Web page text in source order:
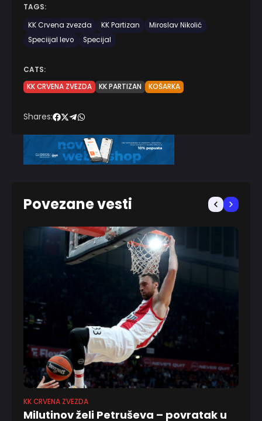
TAGS:
KK Crvena zvezda
KK Partizan
Miroslav Nikolić
Speciijal levo
Specijal
CATS:
KK CRVENA ZVEZDA
KK PARTIZAN KOŠARKA
Shares:
Povezane vesti
KK CRVENA ZVEZDA
Milutinov želi Petruševa – povratak u